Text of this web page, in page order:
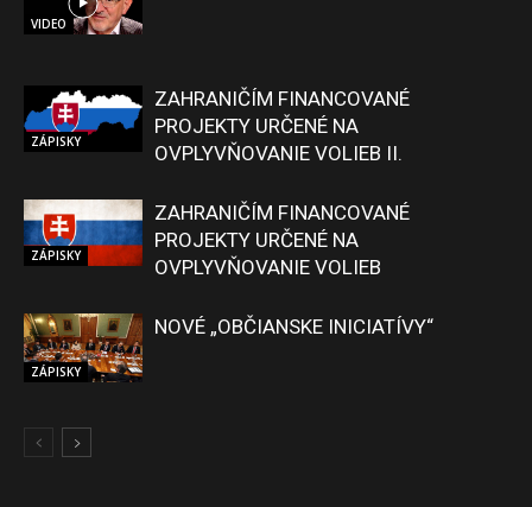
VIDEO
ZÁPISKY
ZAHRANIČÍM FINANCOVANÉ
PROJEKTY URČENÉ NA
OVPLYVŇOVANIE VOLIEB II.
ZÁPISKY
ZAHRANIČÍM FINANCOVANÉ
PROJEKTY URČENÉ NA
OVPLYVŇOVANIE VOLIEB
ZÁPISKY
NOVÉ „OBČIANSKE INICIATÍVY“